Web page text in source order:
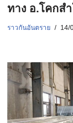
ทาง อ.โคกส
ราวกันอันตราย 14/